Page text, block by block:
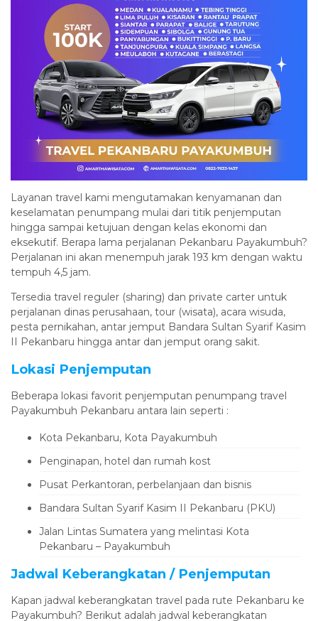
Layanan travel kami mengutamakan kenyamanan dan
keselamatan penumpang mulai dari titik penjemputan
hingga sampai ketujuan dengan kelas ekonomi dan
eksekutif. Berapa lama perjalanan Pekanbaru Payakumbuh?
Perjalanan ini akan menempuh jarak 193 km dengan waktu
tempuh 4,5 jam.
Tersedia travel reguler (sharing) dan private carter untuk
perjalanan dinas perusahaan, tour (wisata), acara wisuda,
pesta pernikahan, antar jemput Bandara Sultan Syarif Kasim
II Pekanbaru hingga antar dan jemput orang sakit.
Lokasi Penjemputan
Beberapa lokasi favorit penjemputan penumpang travel
Payakumbuh Pekanbaru antara lain seperti :
Kota Pekanbaru, Kota Payakumbuh
Penginapan, hotel dan rumah kost
Pusat Perkantoran, perbelanjaan dan bisnis
Bandara Sultan Syarif Kasim II Pekanbaru (PKU)
Jalan Lintas Sumatera yang melintasi Kota
Pekanbaru – Payakumbuh
Jadwal Keberangkatan / Penjemputan
Kapan jadwal keberangkatan travel pada rute Pekanbaru ke
Payakumbuh? Berikut adalah jadwal keberangkatan